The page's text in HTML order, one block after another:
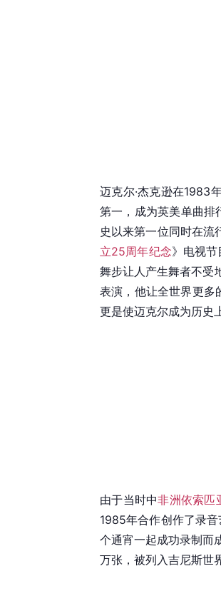
迈克尔·杰克逊在1983
第一，成为英美单曲排
史以来第一位同时在流
立25周年纪念》电视
舞步让人产生舞者不受
表演，他让全世界更多
更是使迈克尔成为历史
由于当时中非洲依索匹
1985年合作创作了录
个通宵一起成功录制而
万张，被列入吉尼斯世